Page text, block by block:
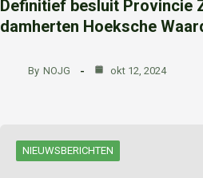
Definitief besluit Provincie
damherten Hoeksche
By NOJG okt 12, 2024
NIEUWSBERICHTEN